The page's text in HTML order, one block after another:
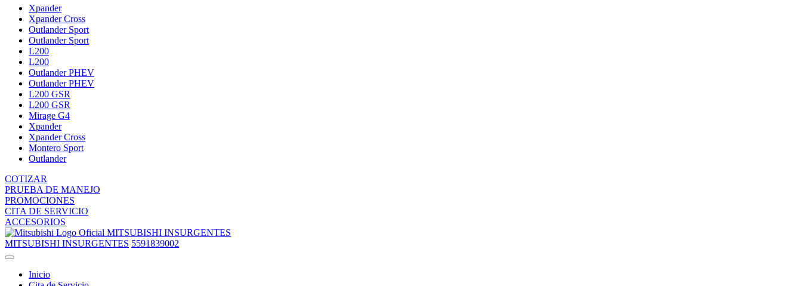
Xpander
Xpander Cross
Outlander Sport
Outlander Sport
L200
L200
Outlander PHEV
Outlander PHEV
L200 GSR
L200 GSR
Mirage G4
Xpander
Xpander Cross
Montero Sport
Outlander
COTIZAR
PRUEBA DE MANEJO
PROMOCIONES
CITA DE SERVICIO
ACCESORIOS
MITSUBISHI INSURGENTES
MITSUBISHI INSURGENTES 5591839002
Inicio